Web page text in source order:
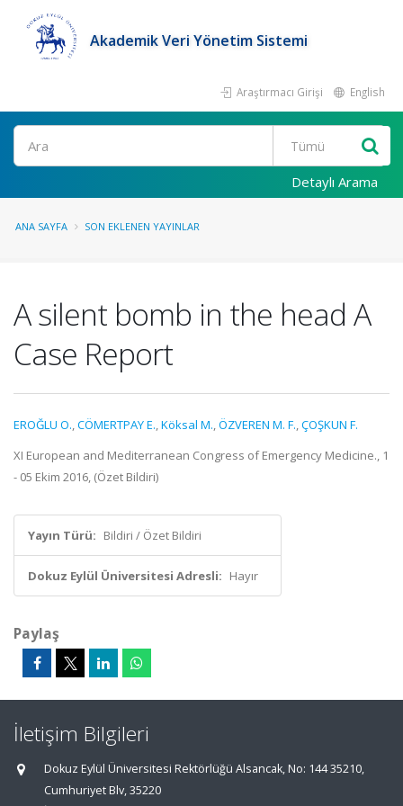
Akademik Veri Yönetim Sistemi
Araştırmacı Girişi English
Ara
Detaylı Arama
ANA SAYFA SON EKLENEN YAYINLAR
A silent bomb in the head A
Case Report
EROĞLU O.,CÖMERTPAY E.,Köksal M.,ÖZVEREN M. F.,ÇOŞKUN F.
XI European and Mediterranean Congress of Emergency Medicine., 1
- 05 Ekim 2016, (Özet Bildiri)
Yayın Türü: Bildiri / Özet Bildiri
Dokuz Eylül Üniversitesi Adresli: Hayır
Paylaş
İletişim Bilgileri
Dokuz Eylül Üniversitesi Rektörlüğü Alsancak, No: 144 35210,
Cumhuriyet Blv, 35220